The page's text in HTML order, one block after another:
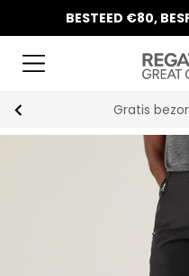
BESTEED €80,
Gratis